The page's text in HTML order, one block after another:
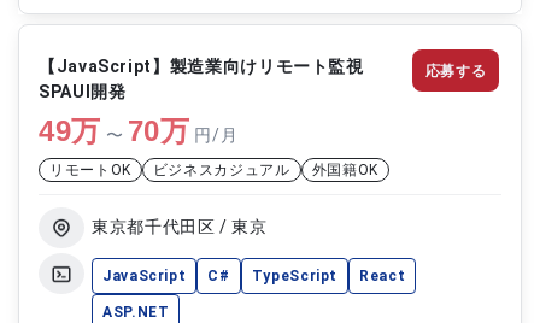
修 ・管理Webアプリケーションの設定画面追加 ・
データ統合ツール作成 ・基本設計 ・詳細設計 ・実
装作業 ・単体テスト ・結合テスト
【JavaScript】製造業向けリモート監視
SPAUI開発
49万 〜 70万 円/月
リモートOK ビジネスカジュアル 外国籍OK
東京都千代田区 / 東京
JavaScript C# TypeScript React
ASP.NET
応募する